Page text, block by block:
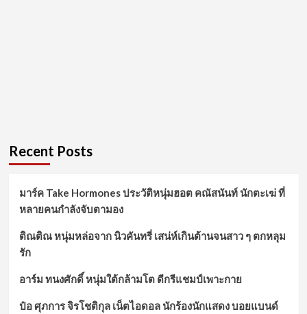
Recent Posts
มาร์ค Take Hormones ประวัติหนุ่มฮอต คณัสนันท์ นักตะเฆ่ ที่
หลายคนกำลังจับตามอง
ติณติณ หนุ่มหล่อจาก นิวคันทรี่ เสน่ห์เกินต้านจนสาว ๆ ตกหลุม
รัก
อาร์ม ทนงศักดิ์ หนุ่มใต้กล้ามโต ดีกรีแชมป์เพาะกาย
ป๋อ ศุภการ จิรโชติกุล เน็ตไอดอล นักร้องนักแสดง บอยแบนด์